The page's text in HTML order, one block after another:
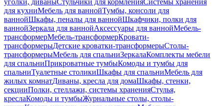
уголки, диваныСтульчики для кормленияСистемы хранения
для кухниМебель для ваннойТумбы, консоли для
ваннойШкафы, пеналы для ваннойШкафчики, полки для
ваннойЗеркала для ваннойАксессуары для ваннойМебель-
трансформерМебель-трансформерКровати-
трансформерыДетские кроватки-трансформерыСтолы-
трансформерыМебель для спальниЗеркалаКомплекты мебели
для спальниПрикроватные тумбыКомоды и тумбы для
спальниТуалетные столикиШкафы для спальниМебель для
жилых комнатДиваны, кресла для домаШкафы, стенки,
секцииПолки, стеллажи, системы храненияСтулья,
креслаКомоды и тумбыЖурнальные столы, столы-